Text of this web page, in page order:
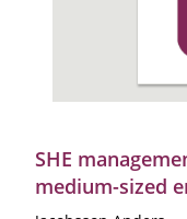
SHE
medium-sized